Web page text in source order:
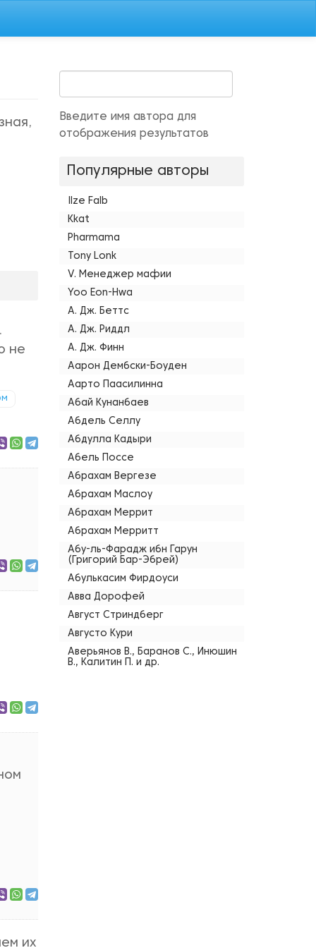
не
их
Введите имя автора для
отображения результатов
Популярные авторы
Ilze Falb
Kkat
Pharmama
Tony Lonk
V. Менеджер мафии
Yoo Eon-Hwa
А. Дж. Беттс
А. Дж. Риддл
А. Дж. Финн
Аарон Дембски-Боуден
Аарто Паасилинна
Абай Кунанбаев
Абдель Селлу
Абдулла Кадыри
Абель Поссе
Абрахам Вергезе
Абрахам Маслоу
Абрахам Меррит
Абрахам Мерритт
Абу-ль-Фарадж ибн Гарун
(Григорий Бар-Эбрей)
Абулькасим Фирдоуси
Авва Дорофей
Август Стриндберг
Августо Кури
Аверьянов В., Баранов С., Инюшин
В., Калитин П. и др.